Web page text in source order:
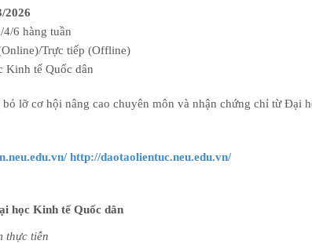
2026
6 hàng tuần
Trực tiếp (Offline)
Kinh tế Quốc dân
lỡ cơ hội nâng cao chuyên môn và nhận chứng chỉ từ Đại
http://daotaolientuc.neu.edu.vn/
học Kinh tế Quốc dân
thực tiễn